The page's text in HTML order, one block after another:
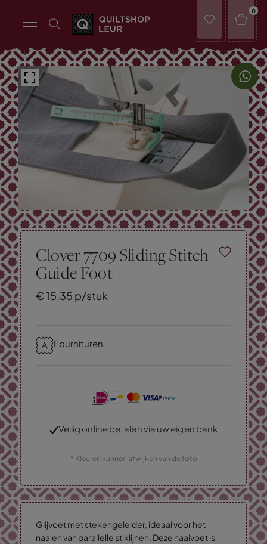
0
Clover 7709 Sliding Stitch
Guide Foot
€15,35 p/stuk
Fournituren
Veilig online betalen via uw eigen bank
* Kleuren kunnen afwijken van de foto
Glijvoet met stekengeleider, ideaal voor het
naaien van parallelle stiklijnen. Deze naaivoet is